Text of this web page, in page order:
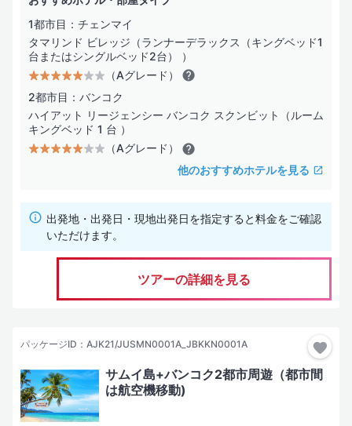
1都市目：チェンマイ
タマリンド ビレッジ（ランナーデラックス（キングベッド1
台またはシングルベッド2台） ）
（Aグレード）
2都市目：バンコク
ハイアット リージェンシー バンコク スクンビット（ルーム
キングベッド 1 台 ）
（Aグレード）
他のおすすめホテルを見る
出発地・出発日・現地出発日を指定すると料金をご確認
いただけます。
ツアーの詳細を見る
パッケージID：AJK21/JUSMN0001A_JBKKN0001A
サムイ島+バンコク2都市周遊（都市間
は航空機移動)